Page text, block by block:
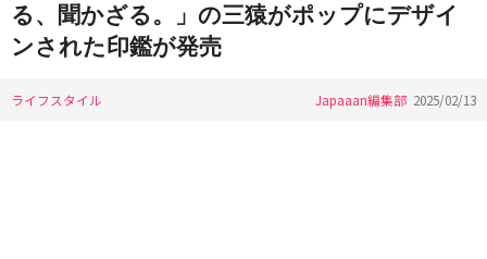
る、聞かざる。」の三猿がポップにデザイ
ンされた印鑑が発売
ライフスタイル Japaaan編集部 2025/02/13